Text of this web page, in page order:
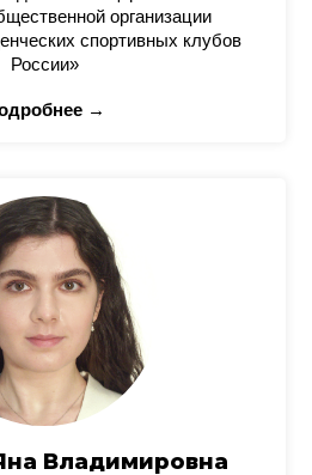
организации
спортивных клубов
России»
→
Владимировна